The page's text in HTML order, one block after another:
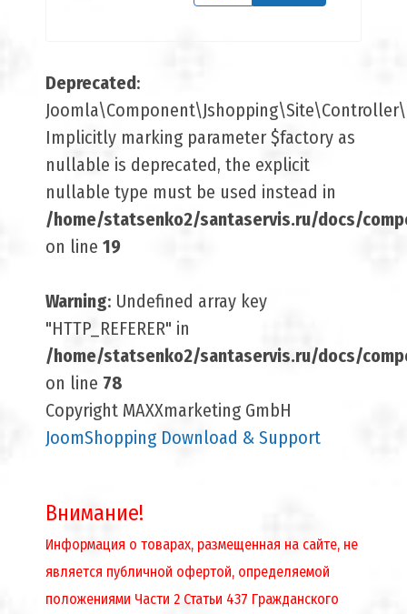
Deprecated:
Implicitly marking parameter $factory as
nullable is deprecated, the explicit
nullable type must be used instead in
/home/statsenko2/santaservis.ru/docs/
on line 19
Warning: Undefined array key
"HTTP_REFERER" in
/home/statsenko2/santaservis.ru/docs/
on line 78
Copyright MAXXmarketing GmbH
JoomShopping Download & Support
Внимание!
Информация о товарах, размещенная на сайте, не
является публичной офертой, определяемой
положениями Части 2 Статьи 437 Гражданского